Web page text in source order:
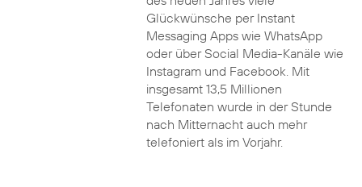
Glückwünsche per Instant
Messaging Apps wie WhatsApp
oder über Social Media-Kanäle wie
Instagram und Facebook. Mit
insgesamt 13,5 Millionen
Telefonaten wurde in der Stunde
nach Mitternacht auch mehr
telefoniert als im Vorjahr.